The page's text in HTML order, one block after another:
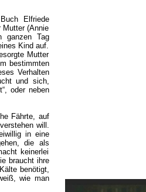
Elfriede
Mutter (Annie
ganzen Tag
Kind auf.
Mutter
bestimmten
Verhalten
und sich,
oder neben
Fährte, auf
will.
in eine
die als
keinerlei
braucht ihre
benötigt,
wie man